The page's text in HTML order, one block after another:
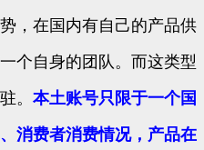
，在国内有自己的产品供
个自身的团队。而这类型
。 本土账号只限于一个国
消费者消费情况，产品在